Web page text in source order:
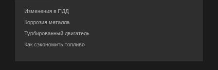
Изменения в ПДД
Коррозия металла
Турбированный двигатель
Как сэкономить топливо